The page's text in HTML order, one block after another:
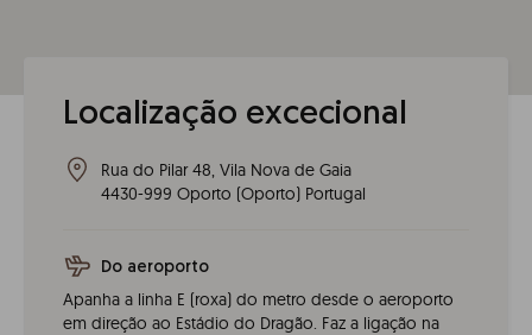
Localização excecional
Rua do Pilar 48, Vila Nova de Gaia
4430-999 Oporto (Oporto) Portugal
Do aeroporto
Apanha a linha E (roxa) do metro desde o aeroporto
em direção ao Estádio do Dragão. Faz a ligação na